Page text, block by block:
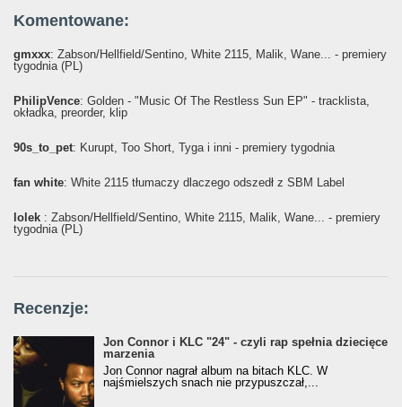
Komentowane:
gmxxx: Żabson/Hellfield/Sentino, White 2115, Malik, Wane... - premiery
tygodnia (PL)
PhilipVence: Golden - "Music Of The Restless Sun EP" - tracklista,
okładka, preorder, klip
90s_to_pet: Kurupt, Too Short, Tyga i inni - premiery tygodnia
fan white: White 2115 tłumaczy dlaczego odszedł z SBM Label
lolek : Żabson/Hellfield/Sentino, White 2115, Malik, Wane... - premiery
tygodnia (PL)
Recenzje:
Jon Connor i KLC "24" - czyli rap spełnia dziecięce
marzenia
Jon Connor nagrał album na bitach KLC. W
najśmielszych snach nie przypuszczał,...